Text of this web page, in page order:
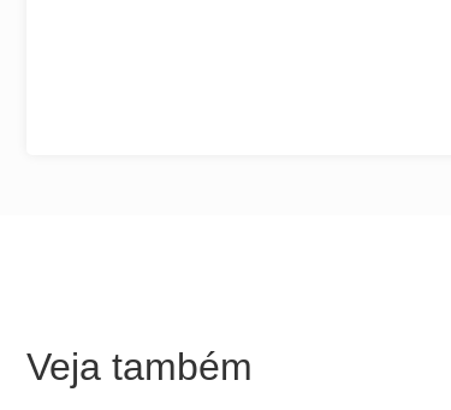
Veja também